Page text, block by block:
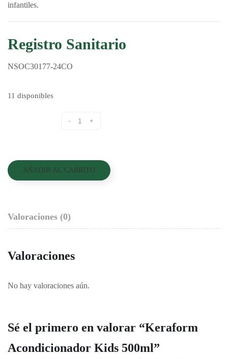
infantiles.
Registro Sanitario
NSOC30177-24CO
11 disponibles
AÑADIR AL CARRITO
Valoraciones (0)
Valoraciones
No hay valoraciones aún.
Sé el primero en valorar “Keraform
Acondicionador Kids 500ml”